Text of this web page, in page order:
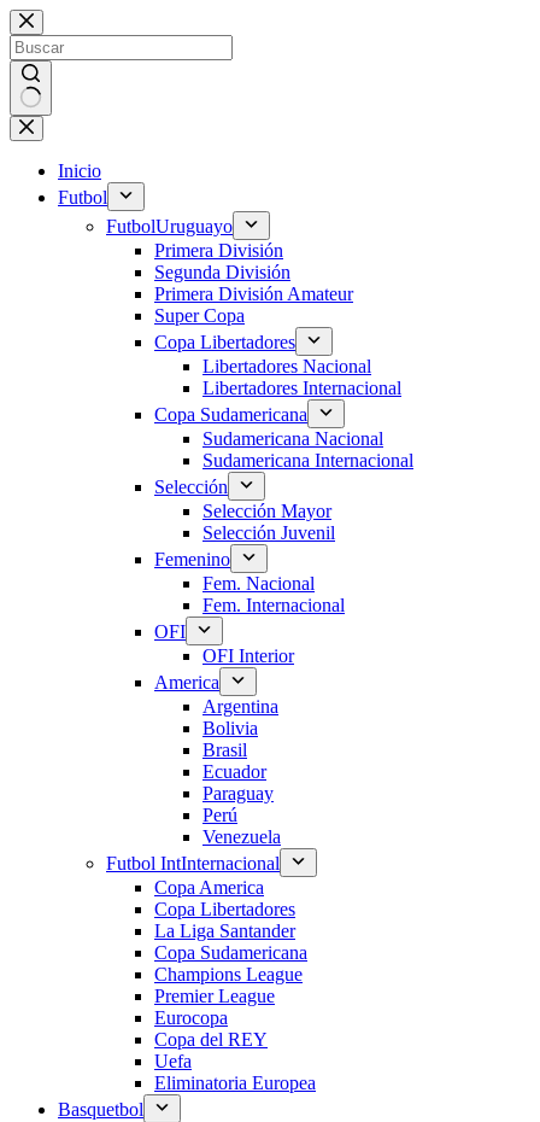
Saltar
al
contenido
Sin
resultados
Inicio
Futbol
FutbolUruguayo
Primera División
Segunda División
Primera División Amateur
Super Copa
Copa Libertadores
Libertadores Nacional
Libertadores Internacional
Copa Sudamericana
Sudamericana Nacional
Sudamericana Internacional
Selección
Selección Mayor
Selección Juvenil
Femenino
Fem. Nacional
Fem. Internacional
OFI
OFI Interior
America
Argentina
Bolivia
Brasil
Ecuador
Paraguay
Perú
Venezuela
Futbol IntInternacional
Copa America
Copa Libertadores
La Liga Santander
Copa Sudamericana
Champions League
Premier League
Eurocopa
Copa del REY
Uefa
Eliminatoria Europea
Basquetbol